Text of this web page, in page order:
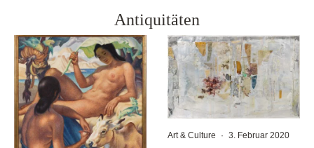
Antiquitäten
Art & Culture · 3. Februar 2020